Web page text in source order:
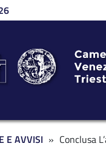
E AVVISI Conclusa